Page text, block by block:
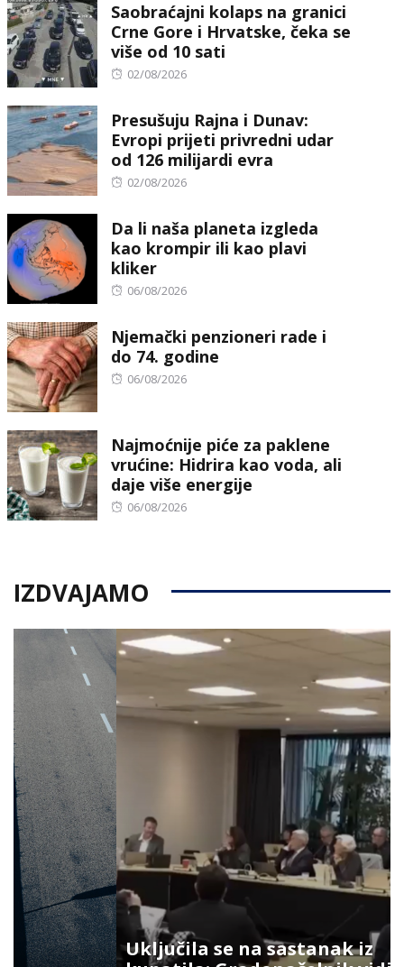
Saobraćajni kolaps na granici
Crne Gore i Hrvatske, čeka se
više od 10 sati
Posted
02/08/2026
Presušuju Rajna i Dunav:
Evropi prijeti privredni udar
od 126 milijardi evra
Posted
02/08/2026
Da li naša planeta izgleda
kao krompir ili kao plavi
kliker
Posted
06/08/2026
Njemački penzioneri rade i
do 74. godine
Posted
06/08/2026
Najmoćnije piće za paklene
vrućine: Hidrira kao voda, ali
daje više energije
Posted
06/08/2026
IZDVAJAMO
Uključila se na sastanak iz